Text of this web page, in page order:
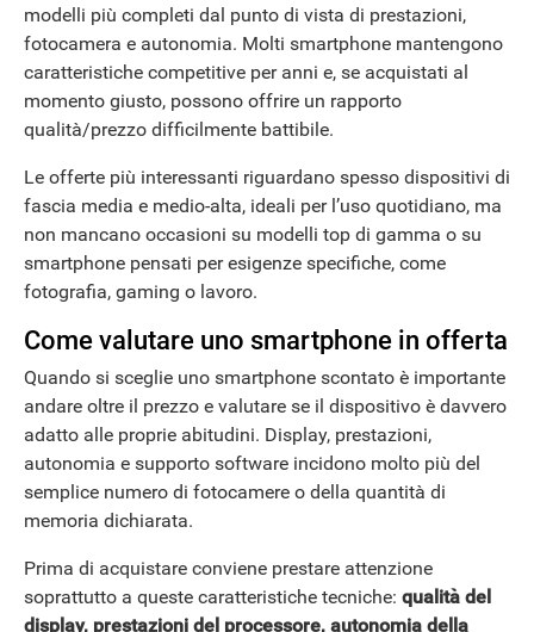
NEWS
modelli più completi dal punto di vista di prestazioni,
fotocamera e autonomia. Molti smartphone mantengono
caratteristiche competitive per anni e, se acquistati al
momento giusto, possono offrire un rapporto
qualità/prezzo difficilmente battibile.
Le offerte più interessanti riguardano spesso dispositivi di
fascia media e medio-alta, ideali per l’uso quotidiano, ma
non mancano occasioni su modelli top di gamma o su
smartphone pensati per esigenze specifiche, come
fotografia, gaming o lavoro.
Come valutare uno smartphone in offerta
Quando si sceglie uno smartphone scontato è importante
andare oltre il prezzo e valutare se il dispositivo è davvero
adatto alle proprie abitudini. Display, prestazioni,
autonomia e supporto software incidono molto più del
semplice numero di fotocamere o della quantità di
memoria dichiarata.
Prima di acquistare conviene prestare attenzione
soprattutto a queste caratteristiche tecniche: qualità del
display, prestazioni del processore, autonomia della